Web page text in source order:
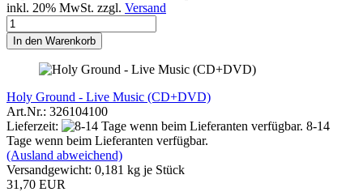
inkl. 20% MwSt. zzgl. Versand
In den Warenkorb
Holy Ground - Live Music (CD+DVD)
Art.Nr.: 326104100
Lieferzeit:
8-14
Tage wenn beim Lieferanten verfügbar.
(Ausland abweichend)
Versandgewicht: 0,181 kg je Stück
31,70 EUR